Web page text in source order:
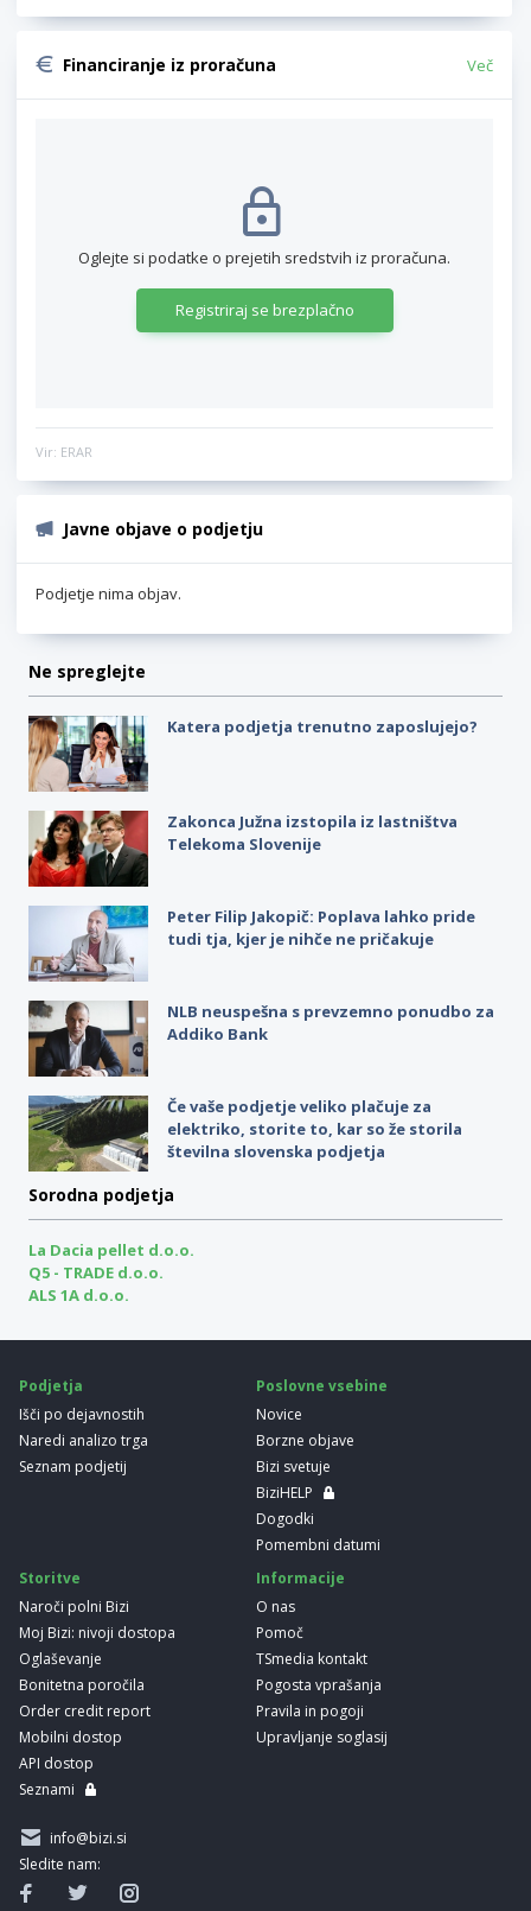
Financiranje iz proračuna Več
Oglejte si podatke o prejetih sredstvih iz proračuna.
Registriraj se brezplačno
Vir: ERAR
Javne objave o podjetju
Podjetje nima objav.
Ne spreglejte
Katera podjetja trenutno zaposlujejo?
Zakonca Južna izstopila iz lastništva
Telekoma Slovenije
Peter Filip Jakopič: Poplava lahko pride
tudi tja, kjer je nihče ne pričakuje
NLB neuspešna s prevzemno ponudbo za
Addiko Bank
Če vaše podjetje veliko plačuje za
elektriko, storite to, kar so že storila
številna slovenska podjetja
Sorodna podjetja
La Dacia pellet d.o.o.
Q5 - TRADE d.o.o.
ALS 1A d.o.o.
Podjetja
Išči po dejavnostih
Naredi analizo trga
Seznam podjetij
Poslovne vsebine
Novice
Borzne objave
Bizi svetuje
BiziHELP
Dogodki
Pomembni datumi
Storitve
Naroči polni Bizi
Moj Bizi: nivoji dostopa
Oglaševanje
Bonitetna poročila
Order credit report
Mobilni dostop
API dostop
Seznami
Informacije
O nas
Pomoč
TSmedia kontakt
Pogosta vprašanja
Pravila in pogoji
Upravljanje soglasij
info@bizi.si
Sledite nam: